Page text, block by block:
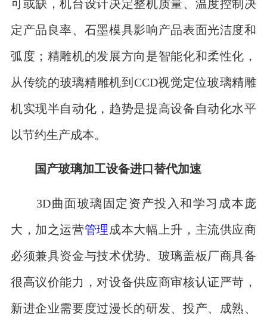
可或缺，机台设计决定整机质量、温度控制决
定产品良率、石墨模具影响产品表面光洁度和
弧度；精雕机的发展方向是智能化和柔性化，
从传统的玻璃精雕机到CCD视觉定位玻璃精雕
机实现半自动化，趋势是提高设备自动化水平
以节约生产成本。
国产玻璃加工设备进口替代加速
3D曲面玻璃固定资产投入和学习成本庞
大，加之运营管理 成本大幅上升，主流供应商
必须兼具资金与技术优势。玻璃盖板厂商具备
很高议价能力，对设备供应商审核认证严苛，
新进企业需要度过漫长的研发、投产、成熟、